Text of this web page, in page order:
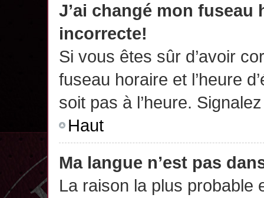
J’ai changé mon fuseau
incorrecte!
Si vous êtes sûr d’avoir
fuseau horaire et l’heure
soit pas à l’heure.
Haut
Ma langue n’est pas
La raison la plus probable